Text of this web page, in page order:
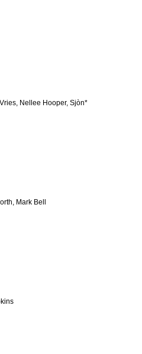
Nellee Hooper, Sjòn*
Mark Bell